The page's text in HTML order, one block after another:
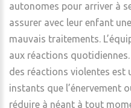
autonomes pour arriver à
assurer avec leur enfant
mauvais traitements.
aux réactions
des réactions violentes est
instants que l’énervement
réduire à néant à tout